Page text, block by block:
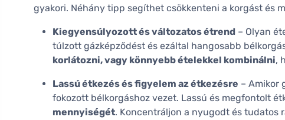
gyakori. Néhány tipp segíthet csökkenteni a korgást és
Kiegyensúlyozott és változatos étrend – Olyan
túlzott gázképződést és ezáltal hangosabb
korlátozni, vagy könnyebb ételekkel kombinálni,
Lassú étkezés és figyelem az étkezésre – Amikor
fokozott bélkorgáshoz vezet. Lassú és megfontolt
mennyiségét. Koncentráljon a nyugodt és tudatos